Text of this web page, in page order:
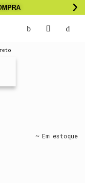
Em estoque